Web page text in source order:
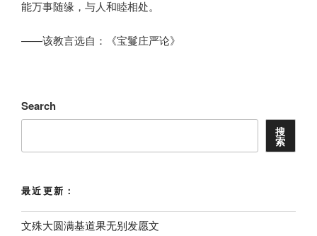
能万事随缘，与人和睦相处。
——该教言选自：《宝鬘庄严论》
Search
搜
索
最近更新：
文殊大圆满基道果无别发愿文